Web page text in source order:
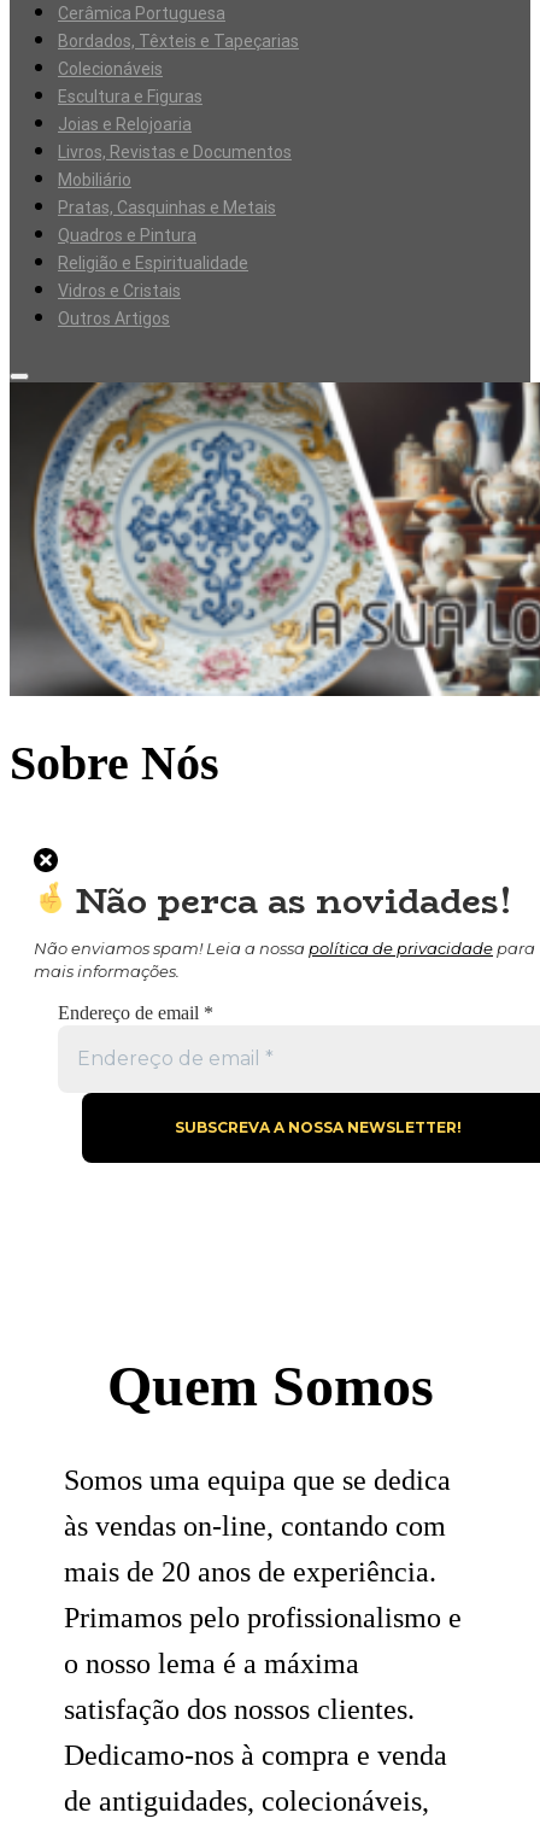
Cerâmica Portuguesa
Bordados, Têxteis e Tapeçarias
Colecionáveis
Escultura e Figuras
Joias e Relojoaria
Livros, Revistas e Documentos
Mobiliário
Pratas, Casquinhas e Metais
Quadros e Pintura
Religião e Espiritualidade
Vidros e Cristais
Outros Artigos
Sobre Nós
Não perca as novidades!
Não enviamos spam! Leia a nossa política de privacidade para
mais informações.
Endereço de email *
Quem Somos
Somos uma equipa que se dedica
às vendas on-line, contando com
mais de 20 anos de experiência.
Primamos pelo profissionalismo e
o nosso lema é a máxima
satisfação dos nossos clientes.
Dedicamo-nos à compra e venda
de antiguidades, colecionáveis,